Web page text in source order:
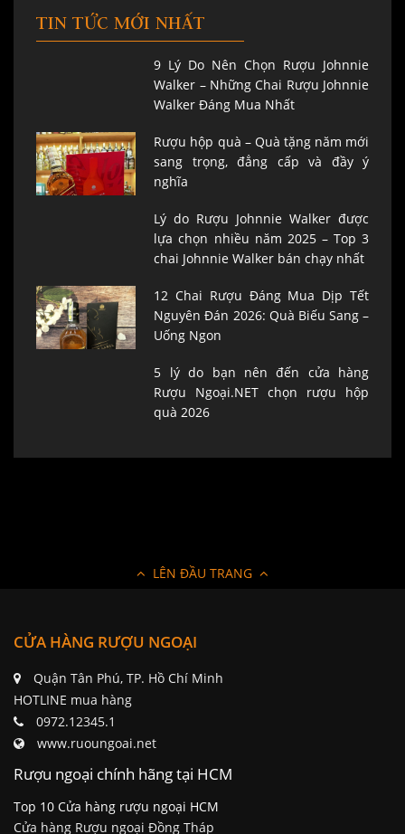
TIN TỨC MỚI NHẤT
9 Lý Do Nên Chọn Rượu Johnnie
Walker – Những Chai Rượu Johnnie
Walker Đáng Mua Nhất
Rượu hộp quà – Quà tặng năm mới
sang trọng, đẳng cấp và đầy ý
nghĩa
Lý do Rượu Johnnie Walker được
lựa chọn nhiều năm 2025 – Top 3
chai Johnnie Walker bán chạy nhất
12 Chai Rượu Đáng Mua Dịp Tết
Nguyên Đán 2026: Quà Biếu Sang –
Uống Ngon
5 lý do bạn nên đến cửa hàng
Rượu Ngoại.NET chọn rượu hộp
quà 2026
LÊN ĐẦU TRANG
CỬA HÀNG RƯỢU NGOẠI
Quận Tân Phú, TP. Hồ Chí Minh
HOTLINE mua hàng
0972.12345.1
www.ruoungoai.net
Rượu ngoại chính hãng tại HCM
Top 10 Cửa hàng rượu ngoại HCM
Cửa hàng Rượu ngoại Đồng Tháp